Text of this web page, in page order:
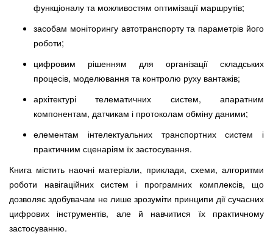
функціоналу та можливостям оптимізації маршрутів;
засобам моніторингу автотранспорту та параметрів його
роботи;
цифровим рішенням для організації складських
процесів, моделювання та контролю руху вантажів;
архітектурі телематичних систем, апаратним
компонентам, датчикам і протоколам обміну даними;
елементам інтелектуальних транспортних систем і
практичним сценаріям їх застосування.
Книга містить наочні матеріали, приклади, схеми, алгоритми
роботи навігаційних систем і програмних комплексів, що
дозволяє здобувачам не лише зрозуміти принципи дії сучасних
цифрових інструментів, але й навчитися їх практичному
застосуванню.